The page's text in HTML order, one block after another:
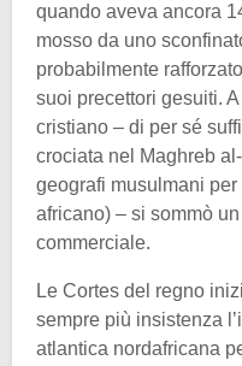
quando aveva ancora
mosso da uno
probabilmente
suoi precettori gesuiti.
cristiano – di per sé
crociata nel Maghreb
geografi musulmani
africano) – si sommò
commerciale.
Le Cortes del regno
sempre più insistenza
atlantica nordafricana